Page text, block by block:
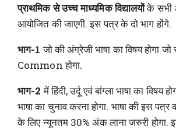
प्राथमिक से उच्च माध्यमिकविद्यालयोंके सभी
आयोजित की जाएगी. इस पत्र के दो भाग होंगे.
भाग-1जो की अंग्रेजी भाषा का विषय होगा
Common होगा.
भाग-2में हिंदी, उर्दू एवं बांग्ला भाषा का विषय
भाषा का चुनाव करना होगा. भाषा की इस
के लिए न्यूनतम 30% अंक लाना जरुरी होगा.